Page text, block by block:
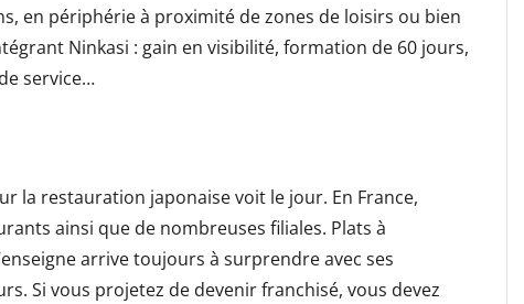
en périphérie à proximité de zones de loisirs ou bien
Ninkasi : gain en visibilité, formation de 60 jours,
service…
la restauration japonaise voit le jour. En France,
ainsi que de nombreuses filiales. Plats à
arrive toujours à surprendre avec ses
Si vous projetez de devenir franchisé, vous devez